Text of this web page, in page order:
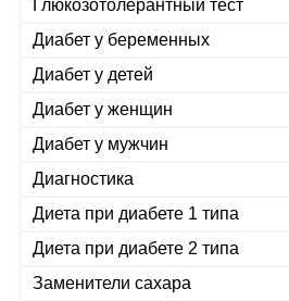
Глюкозотолерантный тест
Диабет у беременных
Диабет у детей
Диабет у женщин
Диабет у мужчин
Диагностика
Диета при диабете 1 типа
Диета при диабете 2 типа
Заменители сахара